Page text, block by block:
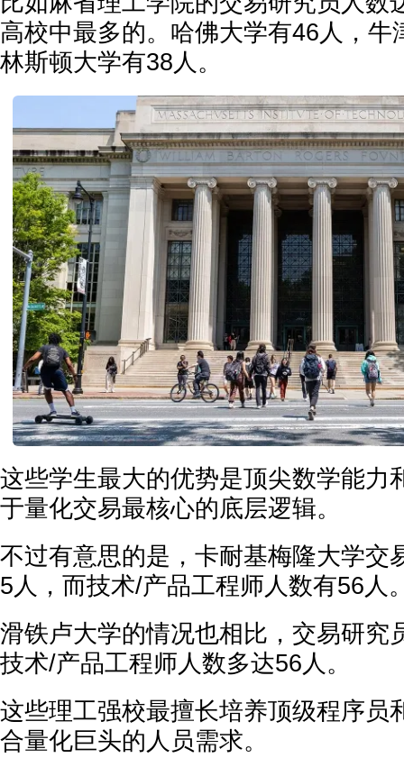
高校中最多的。哈佛大学有46人，牛
林斯顿大学有38人。
这些学生最大的优势是顶尖数学能力
于量化交易最核心的底层逻辑。
不过有意思的是，卡耐基梅隆大学交
5人，而技术/产品工程师人数有56人
滑铁卢大学的情况也相比，交易研究
技术/产品工程师人数多达56人。
这些理工强校最擅长培养顶级程序员
合量化巨头的人员需求。